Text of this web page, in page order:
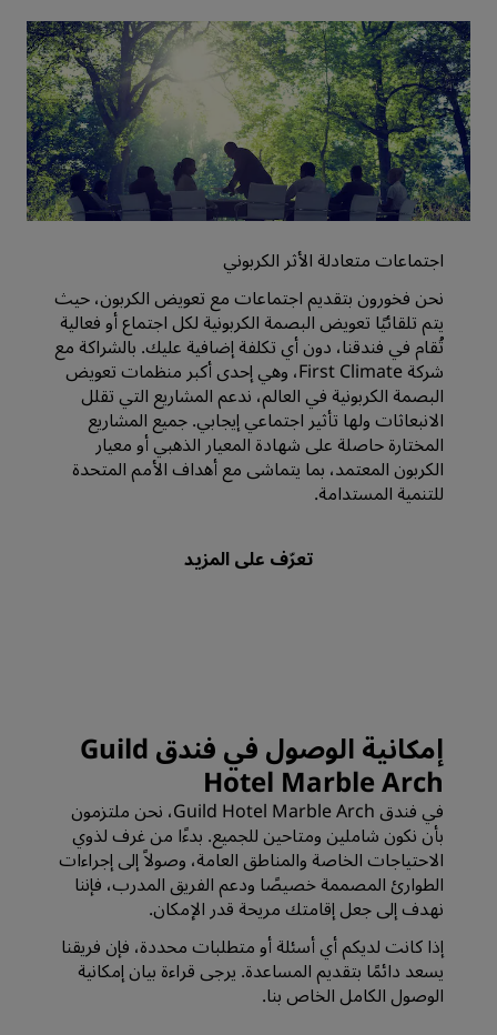
اجتماعات متعادلة الأثر الكربوني
نحن فخورون بتقديم اجتماعات مع تعويض الكربون، حيث
يتم تلقائيًا تعويض البصمة الكربونية لكل اجتماع أو فعالية
تُقام في فندقنا، دون أي تكلفة إضافية عليك. بالشراكة مع
شركة First Climate، وهي إحدى أكبر منظمات تعويض
البصمة الكربونية في العالم، ندعم المشاريع التي تقلل
الانبعاثات ولها تأثير اجتماعي إيجابي. جميع المشاريع
المختارة حاصلة على شهادة المعيار الذهبي أو معيار
الكربون المعتمد، بما يتماشى مع أهداف الأمم المتحدة
للتنمية المستدامة.
إمكانية الوصول في فندق Guild
Hotel Marble Arch
في فندق Guild Hotel Marble Arch، نحن ملتزمون
بأن نكون شاملين ومتاحين للجميع. بدءًا من غرف لذوي
الاحتياجات الخاصة والمناطق العامة، وصولاً إلى إجراءات
الطوارئ المصممة خصيصًا ودعم الفريق المدرب، فإننا
نهدف إلى جعل إقامتك مريحة قدر الإمكان.
إذا كانت لديكم أي أسئلة أو متطلبات محددة، فإن فريقنا
يسعد دائمًا بتقديم المساعدة. يرجى قراءة بيان إمكانية
الوصول الكامل الخاص بنا.